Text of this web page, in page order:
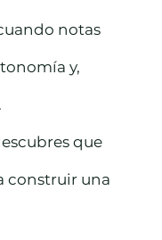
notas
y,
que
construir una